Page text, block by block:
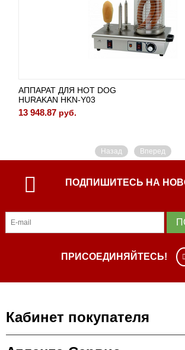
АППАРАТ ДЛЯ HOT DOG
HURAKAN HKN-Y03
13 948.87 руб.
Назад Вперед
ПОДПИШИТЕСЬ НА
ПРИСОЕДИНЯЙТЕСЬ!
Кабинет покупателя